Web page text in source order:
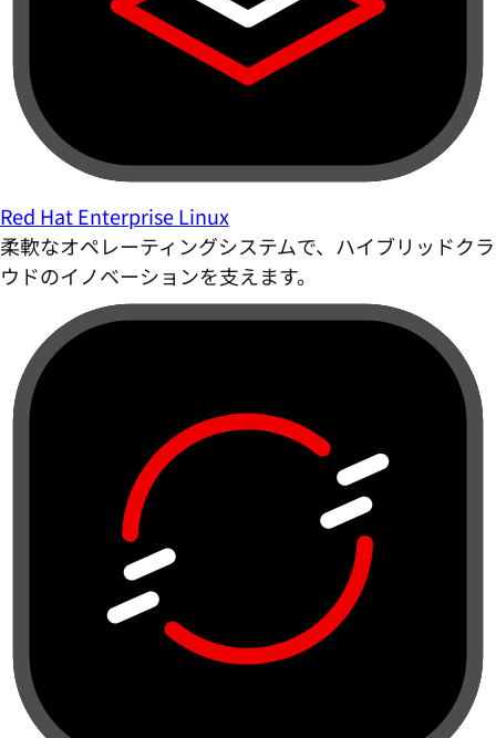
Red Hat Enterprise Linux
柔軟なオペレーティングシステムで、ハイブリッドクラ
ウドのイノベーションを支えます。